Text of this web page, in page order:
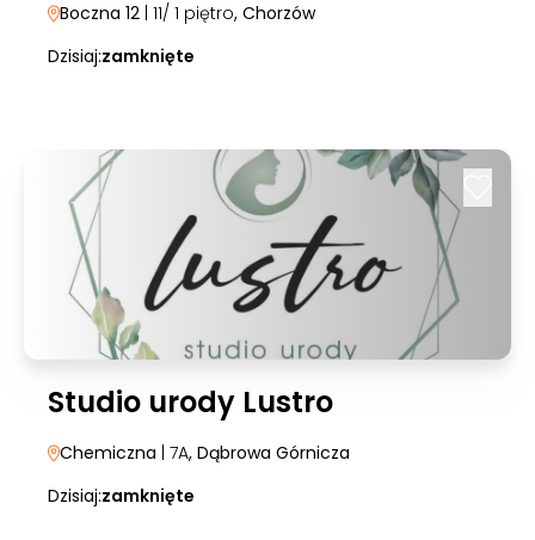
Boczna 12 | 11/ 1 piętro, Chorzów
Dzisiaj:zamknięte
Studio urody Lustro
Chemiczna | 7A, Dąbrowa Górnicza
Dzisiaj:zamknięte